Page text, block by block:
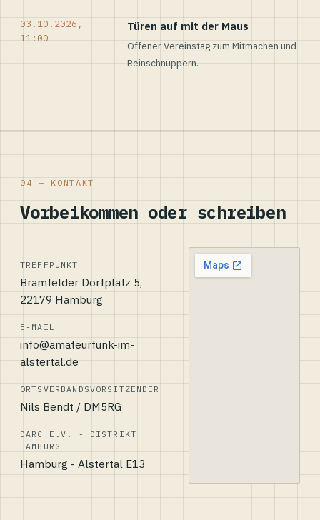
03.10.2026,
11:00
Türen auf mit der Maus
Offener Vereinstag zum Mitmachen und
Reinschnuppern.
04 — KONTAKT
Vorbeikommen oder schreiben
TREFFPUNKT
Bramfelder Dorfplatz 5,
22179 Hamburg
E-MAIL
info@amateurfunk-im-
alstertal.de
ORTSVERBANDSVORSITZENDER
Nils Bendt / DM5RG
DARC E.V. - DISTRIKT
HAMBURG
Hamburg - Alstertal E13